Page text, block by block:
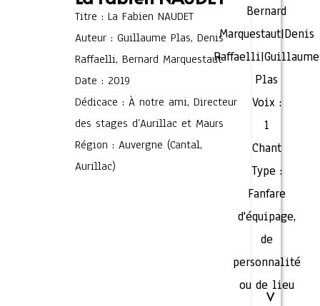
Titre : La Fabien NAUDET
Auteur : Guillaume Plas, Denis
Raffaelli, Bernard Marquestaut
Date : 2019
Dédicace : À notre ami, Directeur
des stages d’Aurillac et Maurs
Région : Auvergne (Cantal,
Aurillac)
Bernard
Marquestaut|Denis
Raffaelli|Guillaume
Plas
Voix :
1
Chant
Type :
Fanfare
d'équipage,
de
personnalité
ou de lieu
V